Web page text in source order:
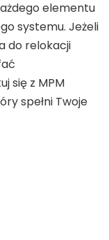
elementu
systemu. Jeżeli
do relokacji
się z MPM
spełni Twoje